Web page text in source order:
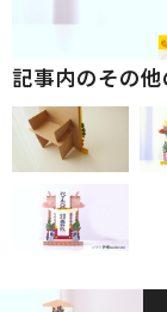
記事内のその